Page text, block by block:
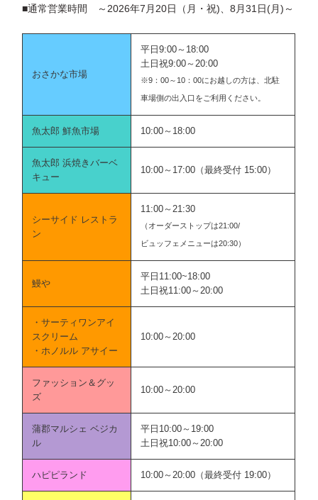
■通常営業時間 ～2026年7月20日（月・祝)、8月31日(月)～
おさかな市場
平日9:00～18:00
土日祝9:00～20:00
※9：00～10：00にお越しの方は、北駐
車場側の出入口をご利用ください。
魚太郎 鮮魚市場 10:00～18:00
魚太郎 浜焼きバーベ
キュー
10:00～17:00（最終受付 15:00）
シーサイド レストラ
ン
11:00～21:30
（オーダーストップは21:00/
ビュッフェメニューは20:30）
鰻や
平日11:00~18:00
土日祝11:00～20:00
・サーティワンアイ
スクリーム
・ホノルル アサイー
10:00～20:00
ファッション＆グッ
ズ
10:00～20:00
蒲郡マルシェ ベジカ
ル
平日10:00～19:00
土日祝10:00～20:00
ハピピランド 10:00～20:00（最終受付 19:00）